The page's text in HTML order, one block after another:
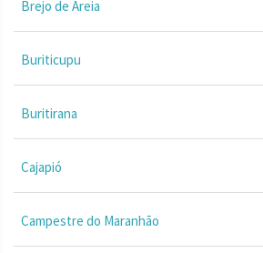
Brejo de Areia
Buriticupu
Buritirana
Cajapió
Campestre do Maranhão